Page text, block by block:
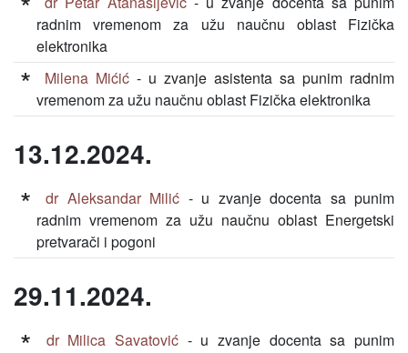
radnim vremenom za užu naučnu oblast Fizička
elektronika
Milena Mićić - u zvanje asistenta sa punim radnim
vremenom za užu naučnu oblast Fizička elektronika
13.12.2024.
dr Aleksandar Milić - u zvanje docenta sa punim
radnim vremenom za užu naučnu oblast Energetski
pretvarači i pogoni
29.11.2024.
dr Milica Savatović - u zvanje docenta sa punim